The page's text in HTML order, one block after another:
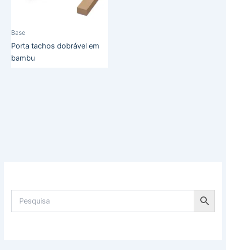
Base
Porta tachos dobrável em
bambu